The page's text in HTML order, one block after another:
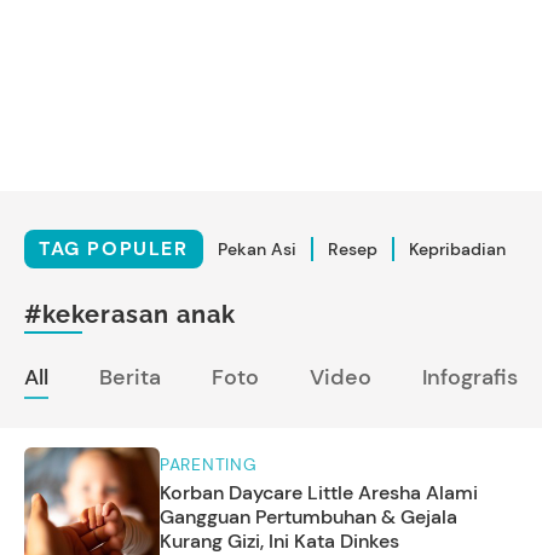
TAG POPULER Pekan Asi Resep Kepribadian
#kekerasan anak
All Berita Foto Video Infografis
PARENTING
Korban Daycare Little Aresha Alami
Gangguan Pertumbuhan & Gejala
Kurang Gizi, Ini Kata Dinkes